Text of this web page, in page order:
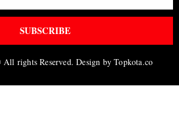
SUBSCRIBE
rights Reserved. Design by Topkota.co